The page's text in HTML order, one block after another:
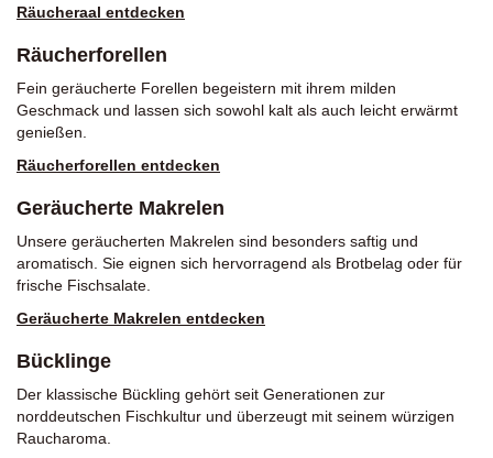
Räucheraal entdecken
Räucherforellen
Fein geräucherte Forellen begeistern mit ihrem milden
Geschmack und lassen sich sowohl kalt als auch leicht erwärmt
genießen.
Räucherforellen entdecken
Geräucherte Makrelen
Unsere geräucherten Makrelen sind besonders saftig und
aromatisch. Sie eignen sich hervorragend als Brotbelag oder für
frische Fischsalate.
Geräucherte Makrelen entdecken
Bücklinge
Der klassische Bückling gehört seit Generationen zur
norddeutschen Fischkultur und überzeugt mit seinem würzigen
Raucharoma.